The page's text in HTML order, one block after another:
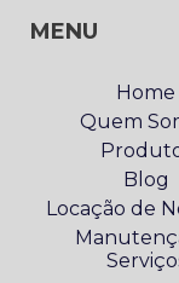
MENU
Home
Quem
Blog
Locação de